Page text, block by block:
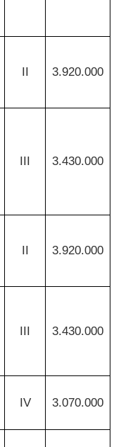
3.920.000
3.430.000
3.920.000
3.430.000
IV 3.070.000